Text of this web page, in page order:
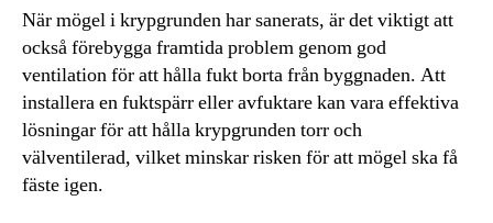
När mögel i krypgrunden har sanerats, är det viktigt att
också förebygga framtida problem genom god
ventilation för att hålla fukt borta från byggnaden. Att
installera en fuktspärr eller avfuktare kan vara effektiva
lösningar för att hålla krypgrunden torr och
välventilerad, vilket minskar risken för att mögel ska få
fäste igen.